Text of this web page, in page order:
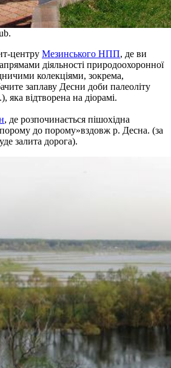
центру Мезинського НПП, де ви
діяльності природоохоронної
колекціями, зокрема,
заплаву Десни доби палеоліту
яка відтворена на діорамі.
, де розпочинається пішохідна
до порому»вздовж р. Десна. (за
залита дорога).